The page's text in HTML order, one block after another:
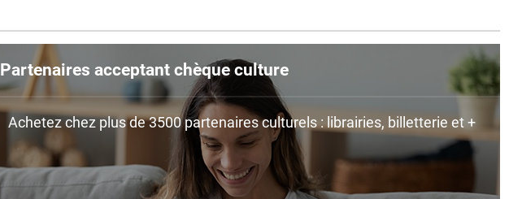
Partenaires acceptant chèque culture
Achetez chez plus de 3500 partenaires culturels : librairies, billetterie et +